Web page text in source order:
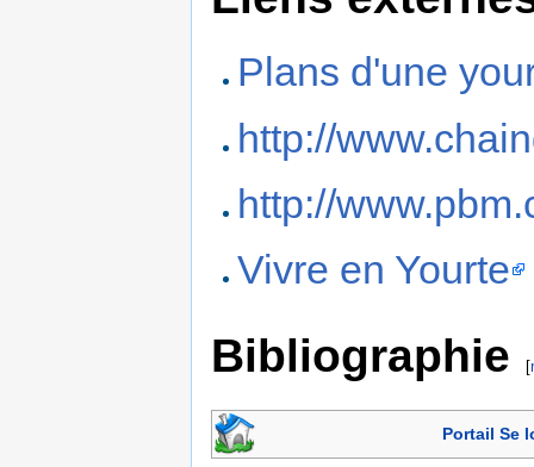
Plans d'une
http://
http://
Vivre en Yourte
Bibliographie [
Portail Se